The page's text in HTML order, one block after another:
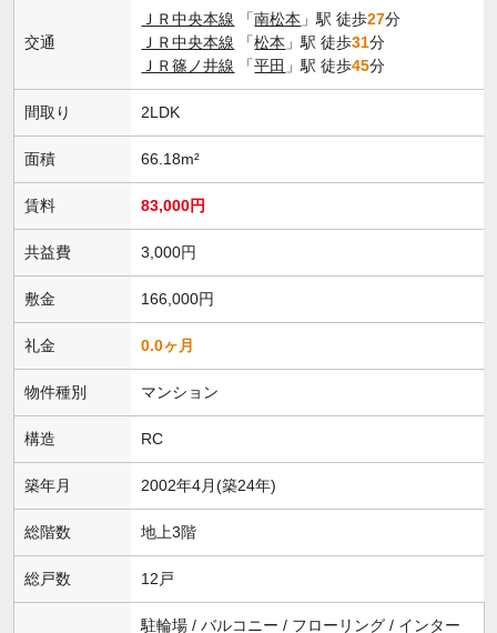
交通
ＪＲ中央本線 「南松本 」駅 徒歩27分
ＪＲ中央本線 「松本 」駅 徒歩31分
ＪＲ篠ノ井線 「平田 」駅 徒歩45分
間取り 2LDK
面積 66.18m²
賃料 83,000円
共益費 3,000円
敷金 166,000円
礼金 0.0ヶ月
物件種別 マンション
構造 RC
築年月 2002年4月(築24年)
総階数 地上3階
総戸数 12戸
駐輪場 / バルコニー / フローリング / インター